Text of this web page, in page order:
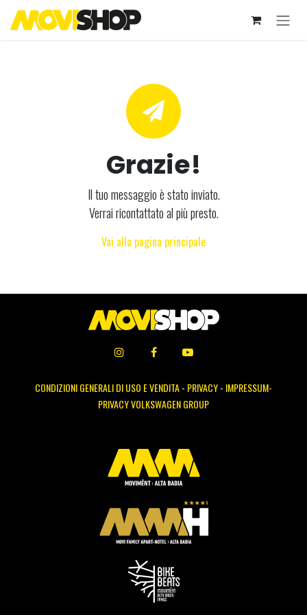
Grazie!
Il tuo messaggio è stato inviato.
Verrai ricontattato al più presto.
Vai alla pagina principale
CONDIZIONI GENERALI DI USO E VENDITA- PRIVACY- IMPRESSUM-
PRIVACY VOLKSWAGEN GROUP